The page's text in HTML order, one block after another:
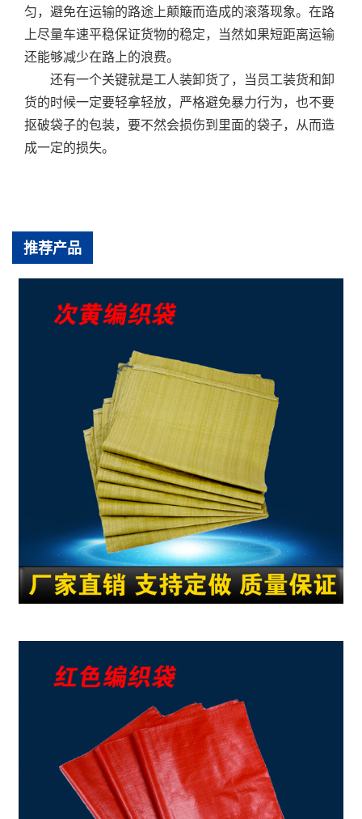
匀，避免在运输的路途上颠簸而造成的滚落现象。在路
上尽量车速平稳保证货物的稳定，当然如果短距离运输
还能够减少在路上的浪费。
还有一个关键就是工人装卸货了，当员工装货和卸
货的时候一定要轻拿轻放，严格避免暴力行为，也不要
抠破袋子的包装，要不然会损伤到里面的袋子，从而造
成一定的损失。
推荐产品